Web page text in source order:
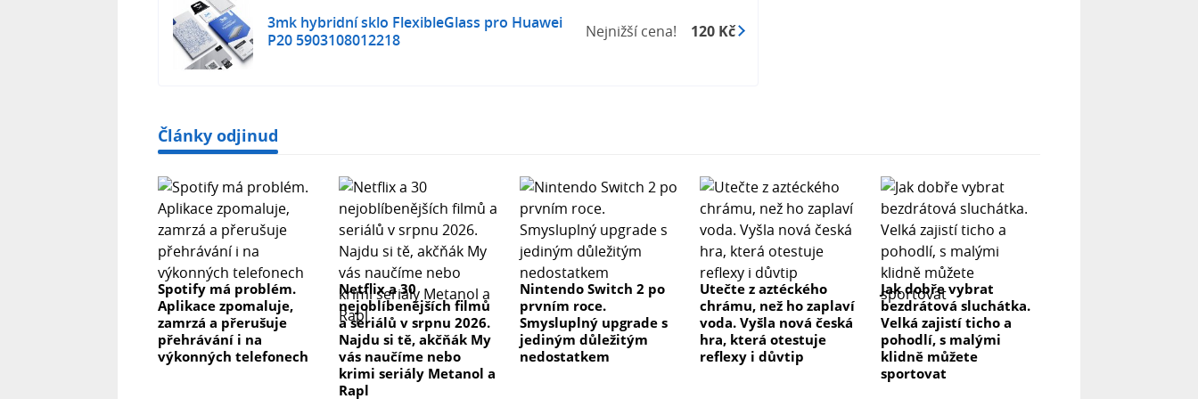
Typ ochrany: antimikrobiální hybridní sklo (kombinace fólie a skla)
Použité technologie:
Laserový typ výroby
Souprava obsahuje:
3mk FlexibleGlass™ - 1 ks
Fit-In™ polohovací proužky
Dust-Fix™ proužky
Anti-Bubble Card™
CleaningSet.
Huawei P20
3mk hybridní sklo FlexibleGlass pro Huawei
P20 5903108012218
Nejnižší cena! 120 Kč
Články odjinud
Spotify má problém.
Aplikace zpomaluje,
zamrzá a přerušuje
přehrávání i na
výkonných telefonech
Netflix a 30
nejoblíbenějších filmů
a seriálů v srpnu 2026.
Najdu si tě, akčňák My
vás naučíme nebo
krimi seriály Metanol a
Rapl
Nintendo Switch 2 po
prvním roce.
Smysluplný upgrade s
jediným důležitým
nedostatkem
Utečte z aztéckého
chrámu, než ho zaplaví
voda. Vyšla nová česká
hra, která otestuje
reflexy i důvtip
Jak dobře vybrat
bezdrátová sluchátka.
Velká zajistí ticho a
pohodlí, s malými
klidně můžete
sportovat